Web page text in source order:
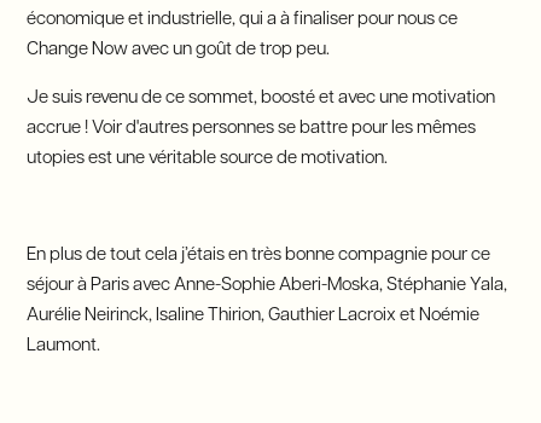
économique et industrielle, qui a à finaliser pour nous ce
Change Now avec un goût de trop peu.
Je suis revenu de ce sommet, boosté et avec une motivation
accrue ! Voir d'autres personnes se battre pour les mêmes
utopies est une véritable source de motivation.
En plus de tout cela j’étais en très bonne compagnie pour ce
séjour à Paris avec Anne-Sophie Aberi-Moska, Stéphanie Yala,
Aurélie Neirinck, Isaline Thirion, Gauthier Lacroix et Noémie
Laumont.